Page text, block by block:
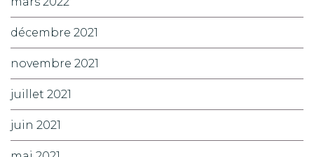
décembre 2021
novembre 2021
juillet 2021
juin 2021